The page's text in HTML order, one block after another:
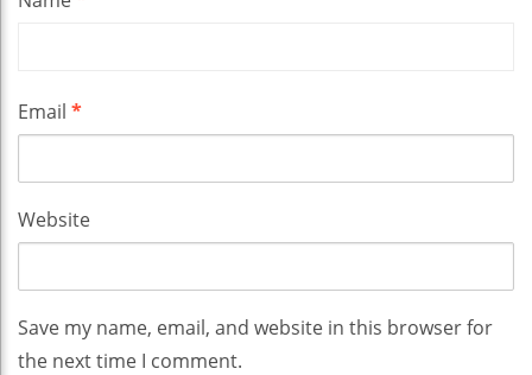
Email *
Website
Save my name, email, and website in this browser for
the next time I comment.